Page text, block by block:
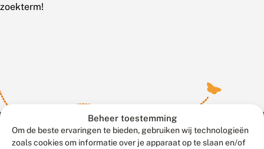
Beheer toestemming
Om de beste ervaringen te bieden, gebruiken wij technologieën
zoals cookies om informatie over je apparaat op te slaan en/of
zoekterm!